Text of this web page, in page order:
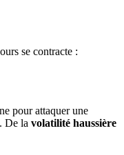
se contracte :
pour attaquer une
De la volatilité haussière